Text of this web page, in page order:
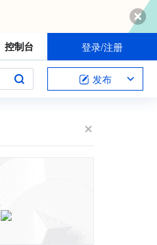
控制台 登录/注册
发布